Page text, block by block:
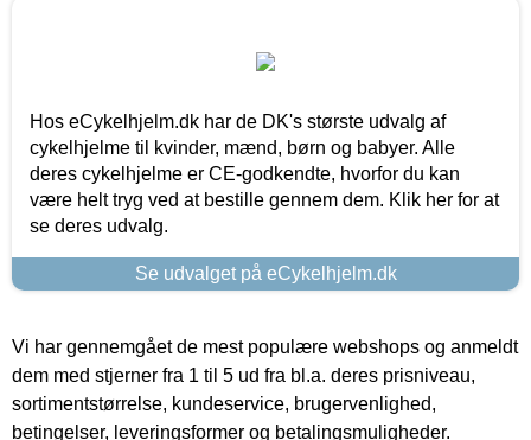
Hos eCykelhjelm.dk har de DK's største udvalg af
cykelhjelme til kvinder, mænd, børn og babyer. Alle
deres cykelhjelme er CE-godkendte, hvorfor du kan
være helt tryg ved at bestille gennem dem. Klik her for at
se deres udvalg.
Se udvalget på eCykelhjelm.dk
Vi har gennemgået de mest populære webshops og anmeldt
dem med stjerner fra 1 til 5 ud fra bl.a. deres prisniveau,
sortimentstørrelse, kundeservice, brugervenlighed,
betingelser, leveringsformer og betalingsmuligheder.